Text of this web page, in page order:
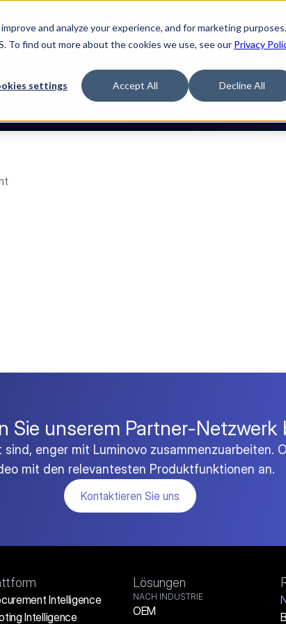
and analyze your experience, and for marketing
To find out more about the cookies we use, see our Privacy
settings Accept All Decline All
Buyerette”
LÖSUNGEN RESSOURCEN
Sie unserem Partner-Netzwerk
enger mit Luminovo zusammenzuarbeiten.
mit den relevantesten Produktfunktionen an.
Kontaktieren Sie uns
Intelligence
Intelligence
Lösungen
NACH INDUSTRIE
OEM